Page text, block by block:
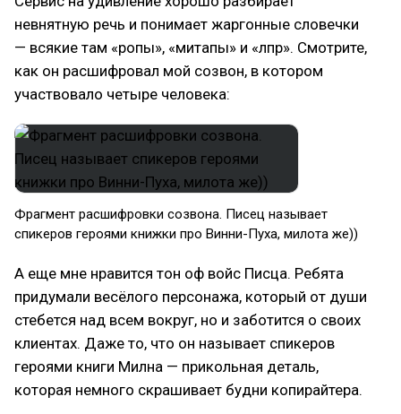
невнятную речь и понимает жаргонные словечки
— всякие там «ропы», «митапы» и «лпр». Смотрите,
как он расшифровал мой созвон, в котором
участвовало четыре человека:
Фрагмент расшифровки созвона. Писец называет
спикеров героями книжки про Винни-Пуха, милота же))
А еще мне нравится тон оф войс Писца. Ребята
придумали весёлого персонажа, который от души
стебется над всем вокруг, но и заботится о своих
клиентах. Даже то, что он называет спикеров
героями книги Милна — прикольная деталь,
которая немного скрашивает будни копирайтера.